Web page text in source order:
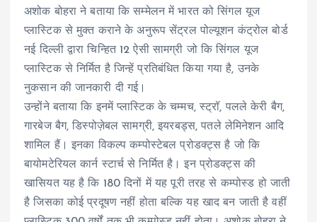
अशोक बोहरा ने बताया कि सम्मेलन में भारत को सिंगल यूज
प्लास्टिक से मुक्त कराने के अनुरूप सेंट्रल पोल्यूशन कंट्रोल बोर्ड
नई दिल्ली द्वारा चिन्हित 12 ऐसी सामग्री जो कि सिंगल यूज
प्लास्टिक से निर्मित है जिन्हें प्रतिबंधित किया गया है, उनके
नुकसान की जानकारी दी गई।
उन्होंने बताया कि इनमें प्लास्टिक के चम्मच, स्ट्रॉ, पलले केरी बैग,
गारबेज बैग, डिस्पोज़ेबल सामग्री, इयरबड्स, पतले लेमिनेशन आदि
शामिल हैं। इनका विकल्प कम्पोस्टेबल प्रोडक्ट्स है जो कि
बायोमटेरियल कार्न स्टार्च से निर्मित है। इन प्रोडक्ट्स की
खासियत यह है कि 180 दिनों में यह पूरी तरह से कम्पोस्ड हो जाती
है जिसका कोई प्रदूषण नहीं होता बल्कि यह खाद बन जाती है वहीं